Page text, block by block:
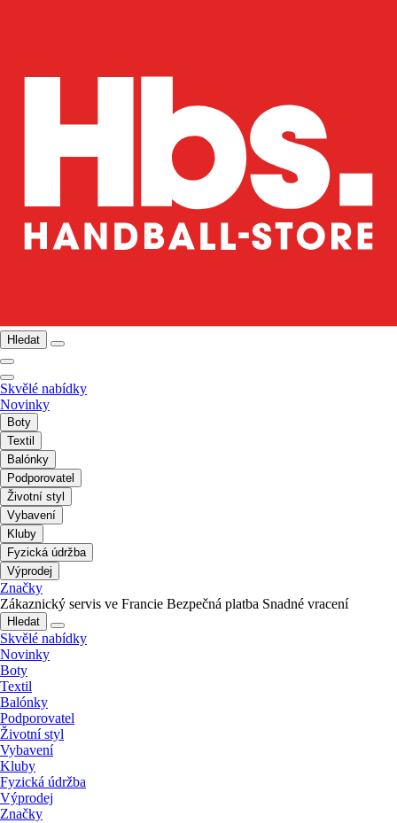
Hledat
Skvělé nabídky
Novinky
Boty
Textil
Balónky
Podporovatel
Životní styl
Vybavení
Kluby
Fyzická údržba
Výprodej
Značky
Zákaznický servis ve Francie Bezpečná platba Snadné vracení
Hledat
Skvělé nabídky
Novinky
Boty
Textil
Balónky
Podporovatel
Životní styl
Vybavení
Kluby
Fyzická údržba
Výprodej
Značky